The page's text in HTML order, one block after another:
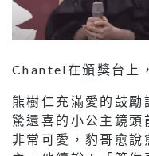
Chantel在頒獎台上
熊樹仁充滿愛的鼓
驚還喜的小公主鏡頭
非常可愛，豹哥愈說